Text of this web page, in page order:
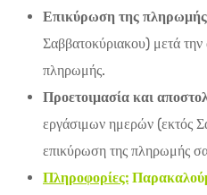
Επικύρωση της
Σαββατοκύριακου) μετά την
πληρωμής.
Προετοιμασία και
εργάσιμων ημερών (εκτός
επικύρωση της πληρωμής
Πληροφορίες: